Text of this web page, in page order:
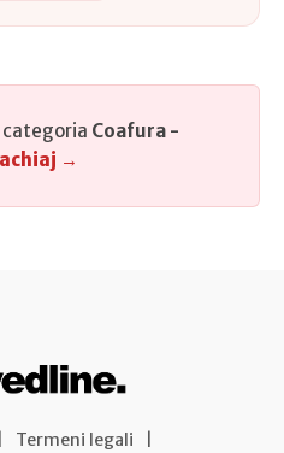
Coafura -
→
Termeni legali